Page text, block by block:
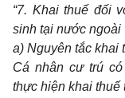
“7. Khai thuế đối
sinh tại nước ngoài
a) Nguyên tắc khai
Cá nhân cư trú
thực hiện khai thuế